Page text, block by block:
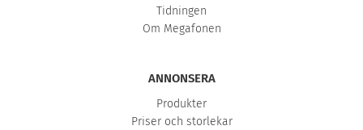
Tidningen
Om Megafonen
ANNONSERA
Produkter
Priser och storlekar